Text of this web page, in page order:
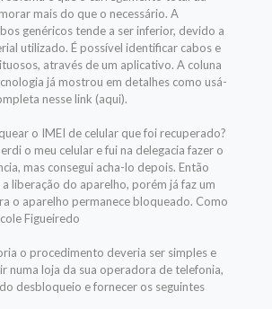
mais do que o necessário. A
genéricos tende a ser inferior, devido a
utilizado. É possível identificar cabos e
através de um aplicativo. A coluna
já mostrou em detalhes como usá-
nesse link (aqui).
o IMEI de celular que foi recuperado?
o meu celular e fui na delegacia fazer o
mas consegui acha-lo depois. Então
liberação do aparelho, porém já faz um
o aparelho permanece bloqueado. Como
Figueiredo
o procedimento deveria ser simples e
numa loja da sua operadora de telefonia,
desbloqueio e fornecer os seguintes